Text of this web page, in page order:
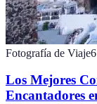
Fotografía de Viaje6
Los Mejores
Encantadores